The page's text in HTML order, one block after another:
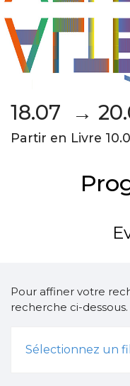
18.07 →
Partir en Livre
Pour affiner votre
recherche ci-dessous.
Sélectionnez un